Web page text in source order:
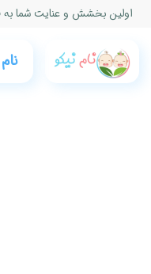
اولین بخشش و عنایت شما به